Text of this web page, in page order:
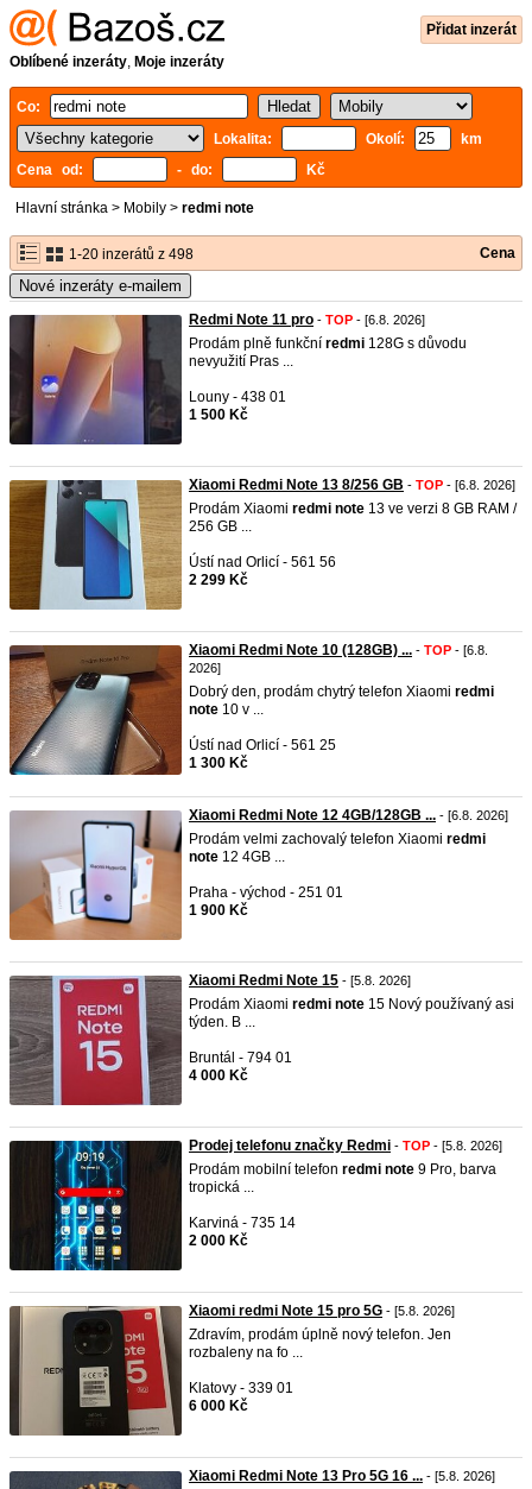
Přidat inzerát
Oblíbené inzeráty, Moje inzeráty
Co:
Lokalita:
Okolí:
km
Cena od:
- do: Kč
Hlavní stránka > Mobily > redmi note
1-20 inzerátů z 498 Cena
Nové inzeráty e-mailem
Redmi Note 11 pro - TOP - [6.8. 2026]
Prodám plně funkční redmi 128G s důvodu
nevyužití Pras ...
Louny - 438 01
1 500 Kč
Xiaomi Redmi Note 13 8/256 GB - TOP - [6.8. 2026]
Prodám Xiaomi redmi note 13 ve verzi 8 GB RAM /
256 GB ...
Ústí nad Orlicí - 561 56
2 299 Kč
Xiaomi Redmi Note 10 (128GB) ... - TOP - [6.8.
2026]
Dobrý den, prodám chytrý telefon Xiaomi redmi
note 10 v ...
Ústí nad Orlicí - 561 25
1 300 Kč
Xiaomi Redmi Note 12 4GB/128GB ... - [6.8. 2026]
Prodám velmi zachovalý telefon Xiaomi redmi
note 12 4GB ...
Praha - východ - 251 01
1 900 Kč
Xiaomi Redmi Note 15 - [5.8. 2026]
Prodám Xiaomi redmi note 15 Nový používaný asi
týden. B ...
Bruntál - 794 01
4 000 Kč
Prodej telefonu značky Redmi - TOP - [5.8. 2026]
Prodám mobilní telefon redmi note 9 Pro, barva
tropická ...
Karviná - 735 14
2 000 Kč
Xiaomi redmi Note 15 pro 5G - [5.8. 2026]
Zdravím, prodám úplně nový telefon. Jen
rozbaleny na fo ...
Klatovy - 339 01
6 000 Kč
Xiaomi Redmi Note 13 Pro 5G 16 ... - [5.8. 2026]